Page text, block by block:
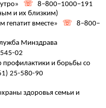
☏ 8–800–1000–191
и их близким)
гепатит вместе»
☏ 8–800–
Минздрава
02
профилактики и борьбы со
25-580-90
здоровья семьи и